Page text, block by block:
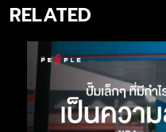
RELATED